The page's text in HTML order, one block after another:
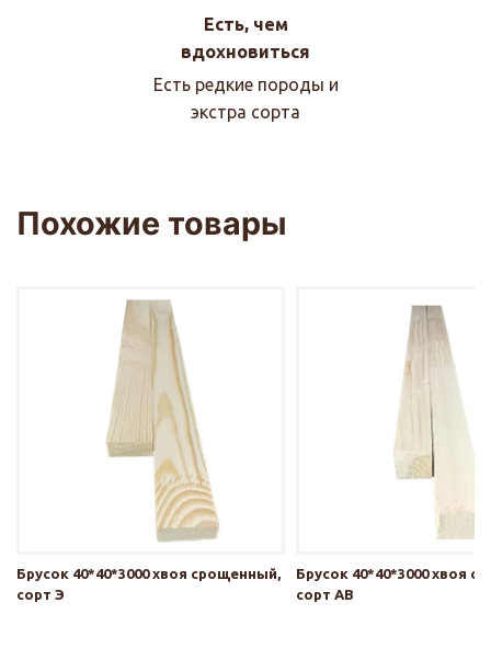
Есть, чем
вдохновиться
Есть редкие породы и
экстра сорта
Похожие товары
Брусок 40*40*3000 хвоя срощенный,
сорт Э
Брусок 40*40*3000 хвоя
сорт АВ